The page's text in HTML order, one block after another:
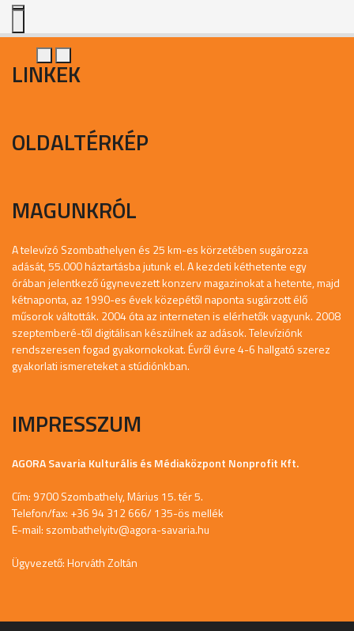
LINKEK
OLDALTÉRKÉP
MAGUNKRÓL
A televízó Szombathelyen és 25 km-es körzetében sugározza
adását, 55.000 háztartásba jutunk el. A kezdeti kéthetente egy
órában jelentkező úgynevezett konzerv magazinokat a hetente, majd
kétnaponta, az 1990-es évek közepétől naponta sugárzott élő
műsorok váltották. 2004 óta az interneten is elérhetők vagyunk. 2008
szeptemberé-től digitálisan készülnek az adások. Televíziónk
rendszeresen fogad gyakornokokat. Évről évre 4-6 hallgató szerez
gyakorlati ismereteket a stúdiónkban.
IMPRESSZUM
AGORA Savaria Kulturális és Médiaközpont Nonprofit Kft.
Cím: 9700 Szombathely, Márius 15. tér 5.
Telefon/fax: +36 94 312 666/ 135-ös mellék
E-mail: szombathelyitv@agora-savaria.hu
Ügyvezető: Horváth Zoltán